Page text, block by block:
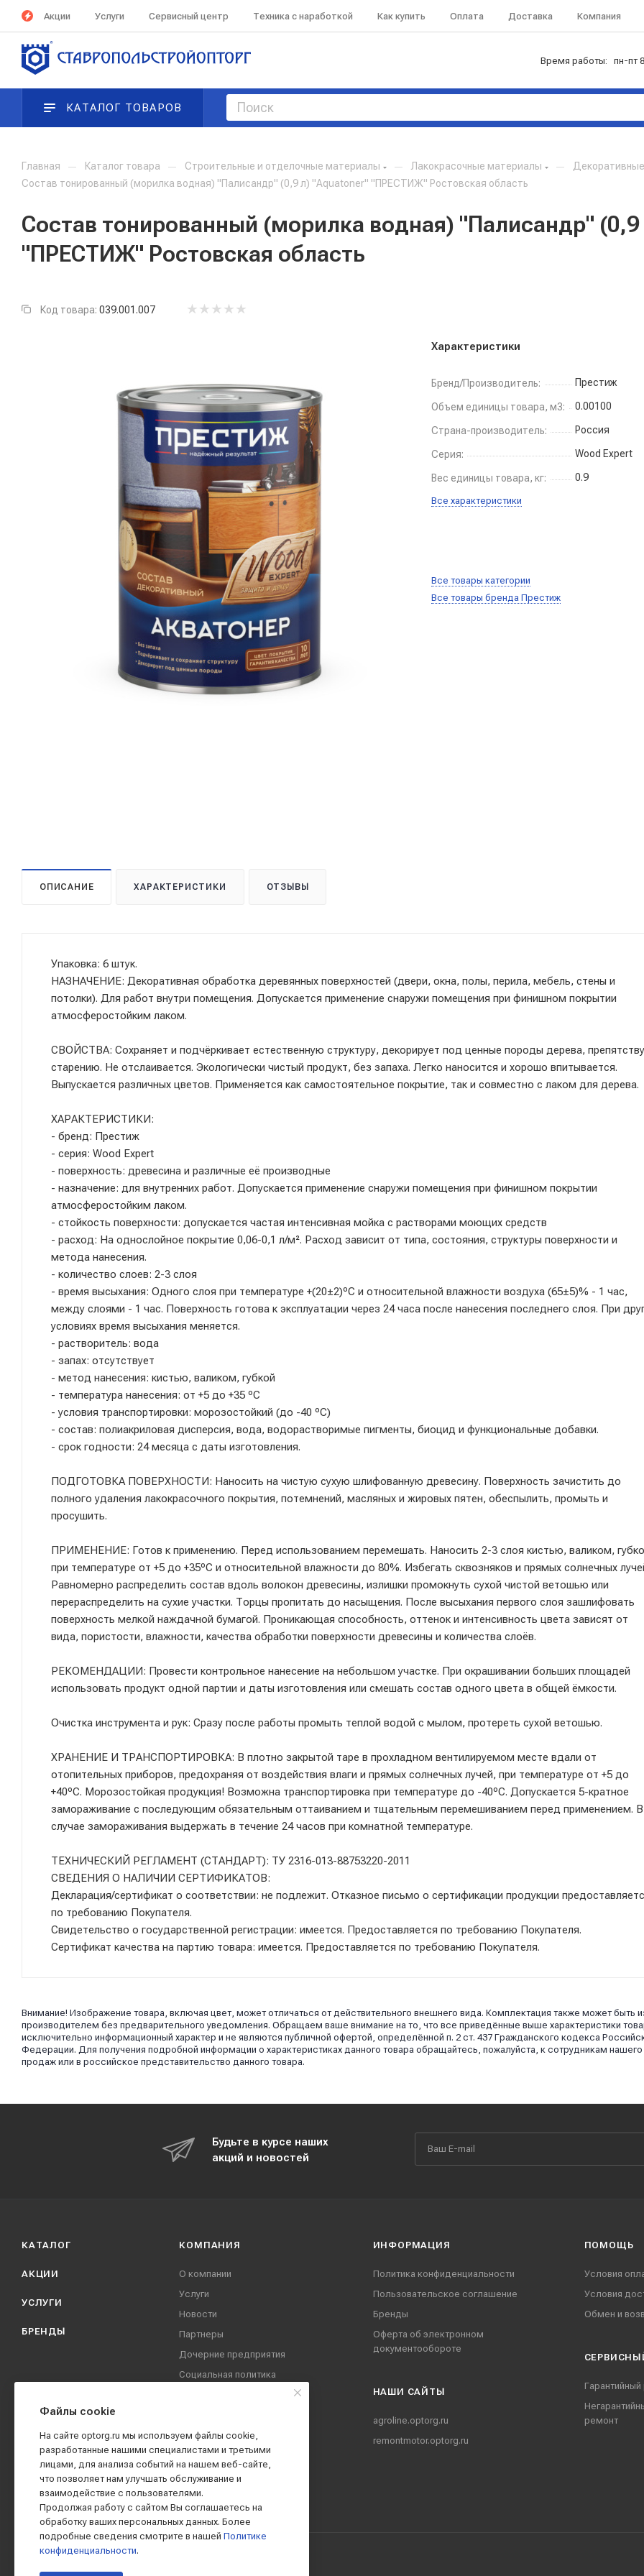
Акции Услуги Сервисный центр Техника с наработкой Как купить Оплата Доставка Компания
Время работы: пн-пт
КАТАЛОГ ТОВАРОВ
Главная — Каталог товара — Строительные и отделочные материалы — Лакокрасочные материалы —
Состав тонированный (морилка водная) "Палисандр" (0,9 л) "Aquatoner" "ПРЕСТИЖ" Ростовская область
Состав тонированный (морилка водная) "Палисандр"
"ПРЕСТИЖ" Ростовская область
Код товара: 039.001.007
Характеристики
Бренд/Производитель: Престиж
Объем единицы товара, м3: 0.00100
Страна-производитель: Россия
Серия: Wood Expert
Вес единицы товара, кг: 0.9
Все характеристики
Все товары категории
Все товары бренда Престиж
ОПИСАНИЕ ХАРАКТЕРИСТИКИ ОТЗЫВЫ
Упаковка: 6 штук.
НАЗНАЧЕНИЕ: Декоративная обработка деревянных поверхностей (двери, окна, полы, перила, мебель, стены и
потолки). Для работ внутри помещения. Допускается применение снаружи помещения при финишном покрытии
атмосферостойким лаком.
СВОЙСТВА: Сохраняет и подчёркивает естественную структуру, декорирует под ценные породы дерева,
старению. Не отслаивается. Экологически чистый продукт, без запаха. Легко наносится и хорошо впитывается.
Выпускается различных цветов. Применяется как самостоятельное покрытие, так и совместно с лаком для дерева.
ХАРАКТЕРИСТИКИ:
- бренд: Престиж
- серия: Wood Expert
- поверхность: древесина и различные её производные
- назначение: для внутренних работ. Допускается применение снаружи помещения при финишном покрытии
атмосферостойким лаком.
- стойкость поверхности: допускается частая интенсивная мойка с растворами моющих средств
- расход: На однослойное покрытие 0,06-0,1 л/м². Расход зависит от типа, состояния, структуры поверхности и
метода нанесения.
- количество слоев: 2-3 слоя
- время высыхания: Одного слоя при температуре +(20±2)ºС и относительной влажности воздуха (65±5)% - 1 час,
между слоями - 1 час. Поверхность готова к эксплуатации через 24 часа после нанесения последнего слоя. При
условиях время высыхания меняется.
- растворитель: вода
- запах: отсутствует
- метод нанесения: кистью, валиком, губкой
- температура нанесения: от +5 до +35 ºС
- условия транспортировки: морозостойкий (до -40 ºС)
- состав: полиакриловая дисперсия, вода, водорастворимые пигменты, биоцид и функциональные добавки.
- срок годности: 24 месяца с даты изготовления.
ПОДГОТОВКА ПОВЕРХНОСТИ: Наносить на чистую сухую шлифованную древесину. Поверхность зачистить до
полного удаления лакокрасочного покрытия, потемнений, масляных и жировых пятен, обеспылить, промыть и
просушить.
ПРИМЕНЕНИЕ: Готов к применению. Перед использованием перемешать. Наносить 2-3 слоя кистью, валиком,
при температуре от +5 до +35ºС и относительной влажности до 80%. Избегать сквозняков и прямых солнечных
Равномерно распределить состав вдоль волокон древесины, излишки промокнуть сухой чистой ветошью или
перераспределить на сухие участки. Торцы пропитать до насыщения. После высыхания первого слоя зашлифовать
поверхность мелкой наждачной бумагой. Проникающая способность, оттенок и интенсивность цвета зависят от
вида, пористости, влажности, качества обработки поверхности древесины и количества слоёв.
РЕКОМЕНДАЦИИ: Провести контрольное нанесение на небольшом участке. При окрашивании больших площадей
использовать продукт одной партии и даты изготовления или смешать состав одного цвета в общей ёмкости.
Очистка инструмента и рук: Сразу после работы промыть теплой водой с мылом, протереть сухой ветошью.
ХРАНЕНИЕ И ТРАНСПОРТИРОВКА: В плотно закрытой таре в прохладном вентилируемом месте вдали от
отопительных приборов, предохраняя от воздействия влаги и прямых солнечных лучей, при температуре от +5 до
+40ºС. Морозостойкая продукция! Возможна транспортировка при температуре до -40ºС. Допускается 5-кратное
замораживание с последующим обязательным оттаиванием и тщательным перемешиванием перед применением. В
случае замораживания выдержать в течение 24 часов при комнатной температуре.
ТЕХНИЧЕСКИЙ РЕГЛАМЕНТ (СТАНДАРТ): ТУ 2316-013-88753220-2011
СВЕДЕНИЯ О НАЛИЧИИ СЕРТИФИКАТОВ:
Декларация/сертификат о соответствии: не подлежит. Отказное письмо о сертификации продукции
по требованию Покупателя.
Свидетельство о государственной регистрации: имеется. Предоставляется по требованию Покупателя.
Сертификат качества на партию товара: имеется. Предоставляется по требованию Покупателя.
Внимание! Изображение товара, включая цвет, может отличаться от действительного внешнего вида. Комплектация также может быть
производителем без предварительного уведомления. Обращаем ваше внимание на то, что все приведённые выше характеристики
исключительно информационный характер и не являются публичной офертой, определённой п. 2 ст. 437 Гражданского кодекса
Федерации. Для получения подробной информации о характеристиках данного товара обращайтесь, пожалуйста, к сотрудникам
продаж или в российское представительство данного товара.
Будьте в курсе наших
акций и новостей
КАТАЛОГ
АКЦИИ
УСЛУГИ
БРЕНДЫ
КОМПАНИЯ
О компании
Услуги
Новости
Партнеры
Дочерние предприятия
Социальная политика
Вакансии
Реквизиты
Контакты
ИНФОРМАЦИЯ
Политика конфиденциальности
Пользовательское соглашение
Бренды
Оферта об электронном
документообороте
НАШИ CАЙТЫ
agroline.optorg.ru
remontmotor.optorg.ru
ПОМОЩЬ
Условия
Условия
Обмен и
ремонт
Файлы cookie
На сайте optorg.ru мы используем файлы cookie,
разработанные нашими специалистами и третьими
лицами, для анализа событий на нашем веб-сайте,
что позволяет нам улучшать обслуживание и
взаимодействие с пользователями.
Продолжая работу с сайтом Вы соглашаетесь на
обработку ваших персональных данных. Более
подробные сведения смотрите в нашей Политике
конфиденциальности.